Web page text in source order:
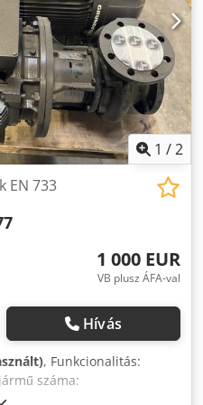
1 /2
EN 733
1 000 EUR
VB plusz ÁFA-val
Hívás
, Funkcionalitás:
száma: